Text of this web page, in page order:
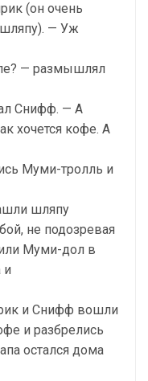
(он очень
— Уж
— размышлял
Снифф. — А
хочется кофе. А
Муми-тролль и
шляпу
не подозревая
Муми-дол в
и
и Снифф вошли
и разбрелись
остался дома